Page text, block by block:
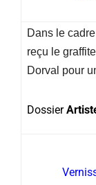
Dans le
reçu le
Dorval pour
Dossier